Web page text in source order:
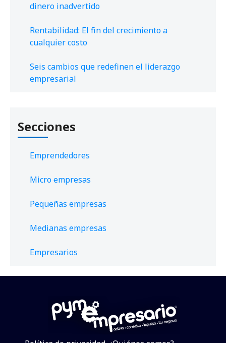
dinero inadvertido
Rentabilidad: El fin del crecimiento a
cualquier costo
Seis cambios que redefinen el liderazgo
empresarial
Secciones
Emprendedores
Micro empresas
Pequeñas empresas
Medianas empresas
Empresarios